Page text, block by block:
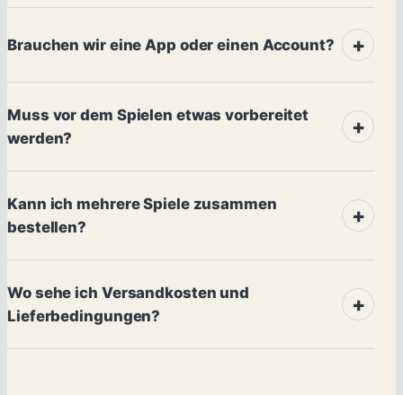
Brauchen wir eine App oder einen Account?
Muss vor dem Spielen etwas vorbereitet
werden?
Kann ich mehrere Spiele zusammen
bestellen?
Wo sehe ich Versandkosten und
Lieferbedingungen?